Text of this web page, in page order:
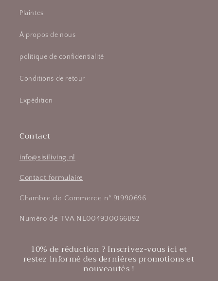
Plaintes
À propos de nous
politique de confidentialité
Conditions de retour
Expédition
Contact
info@sisiliving.nl
Contact formulaire
Chambre de Commerce n° 91990696
Numéro de TVA NL004930066B92
10% de réduction ? Inscrivez-vous ici et
restez informé des dernières promotions et
nouveautés !